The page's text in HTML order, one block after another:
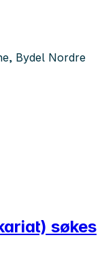
Bydel Nordre
søkes